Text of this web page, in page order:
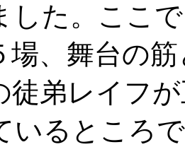
した。ここ
場、舞台の
徒弟レイフ
いるところ